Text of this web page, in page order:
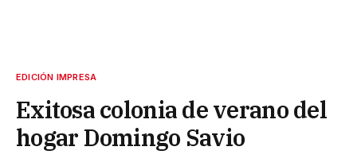
EDICIÓN IMPRESA
Exitosa colonia de verano del
hogar Domingo Savio